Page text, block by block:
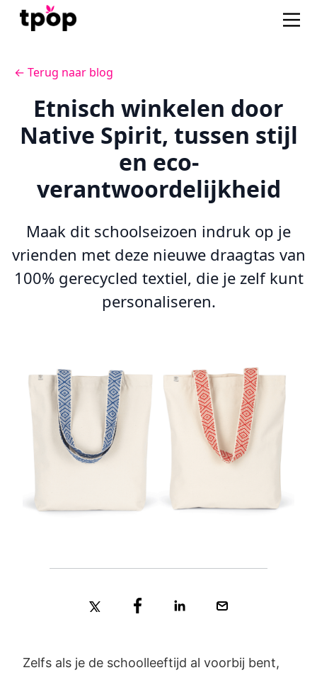
← Terug naar blog
Etnisch winkelen door
Native Spirit, tussen stijl
en eco-
verantwoordelijkheid
Maak dit schoolseizoen indruk op je
vrienden met deze nieuwe draagtas van
100% gerecycled textiel, die je zelf kunt
personaliseren.
Zelfs als je de schoolleeftijd al voorbij bent,